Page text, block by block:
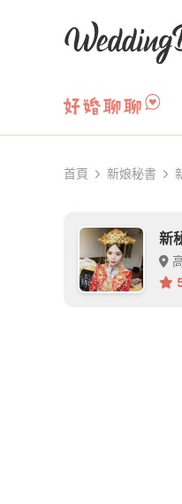
首頁 新娘秘書
新